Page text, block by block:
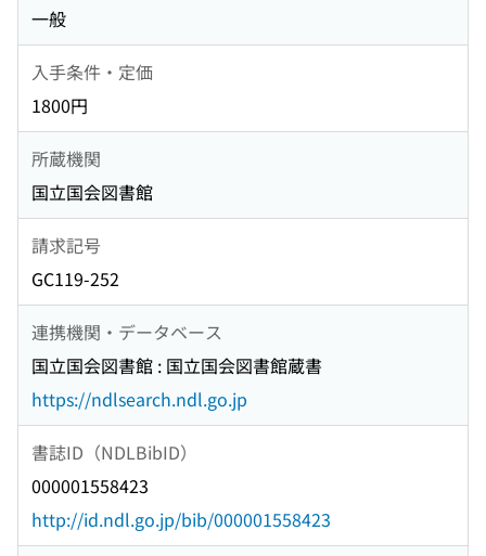
一般
入手条件・定価
1800円
所蔵機関
国立国会図書館
請求記号
GC119-252
連携機関・データベース
国立国会図書館 : 国立国会図書館蔵書
https://ndlsearch.ndl.go.jp
書誌ID（NDLBibID）
000001558423
http://id.ndl.go.jp/bib/000001558423